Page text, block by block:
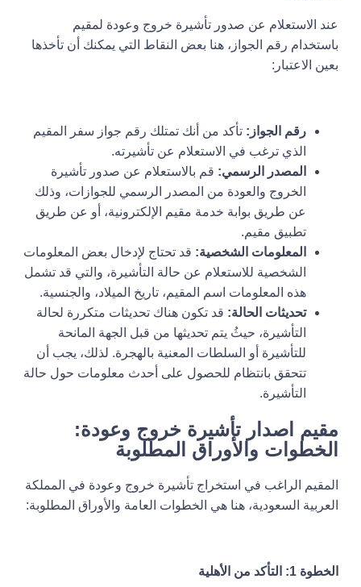
عند الاستعلام عن صدور تأشيرة خروج وعودة لمقيم
باستخدام رقم الجواز، هنا بعض النقاط التي يمكنك أن تأخذها
بعين الاعتبار:
رقم الجواز: تأكد من أنك تمتلك رقم جواز سفر المقيم
الذي ترغب في الاستعلام عن تأشيرته.
المصدر الرسمي: قم بالاستعلام عن صدور تأشيرة
الخروج والعودة من المصدر الرسمي للجوازات، وذلك
عن طريق بوابة خدمة مقيم الإلكترونية، أو عن طريق
تطبيق مقيم.
المعلومات الشخصية: قد تحتاج لإدخال بعض المعلومات
الشخصية للاستعلام عن حالة التأشيرة، والتي قد تشمل
هذه المعلومات اسم المقيم، تاريخ الميلاد، والجنسية.
تحديثات الحالة: قد تكون هناك تحديثات متكررة لحالة
التأشيرة، حيثُ يتم تحديثها من قبل الجهة المانحة
للتأشيرة أو السلطات المعنية بالهجرة. لذلك، يجب أن
تتحقق بانتظام للحصول على أحدث معلومات حول حالة
التأشيرة.
مقيم اصدار تأشيرة خروج وعودة:
الخطوات والأوراق المطلوبة
المقيم الراغب في استخراج تأشيرة خروج وعودة في المملكة
العربية السعودية، هنا هي الخطوات العامة والأوراق المطلوبة:
الخطوة 1: التأكد من الأهلية